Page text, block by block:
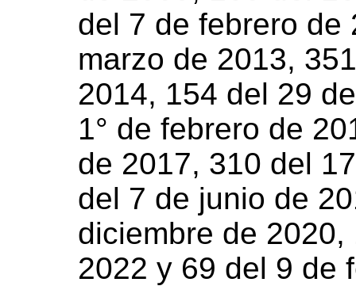
del 7 de febrero de
marzo de 2013,
2014, 154 del 29
1° de febrero de
de 2017, 310 del
del 7 de junio de
diciembre de
2022 y 69 del 9 de